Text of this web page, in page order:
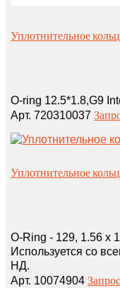
Уплотнительное
O-ring 12.5*1.8,G9
Арт. 720310037
Уплотнительное
O-Ring - 129, 1.56 x
Используется со
НД.
Арт. 10074904